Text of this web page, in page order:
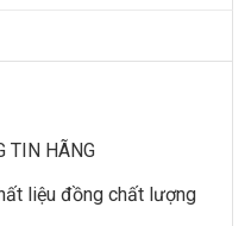
TIN HÃNG
liệu đồng chất lượng